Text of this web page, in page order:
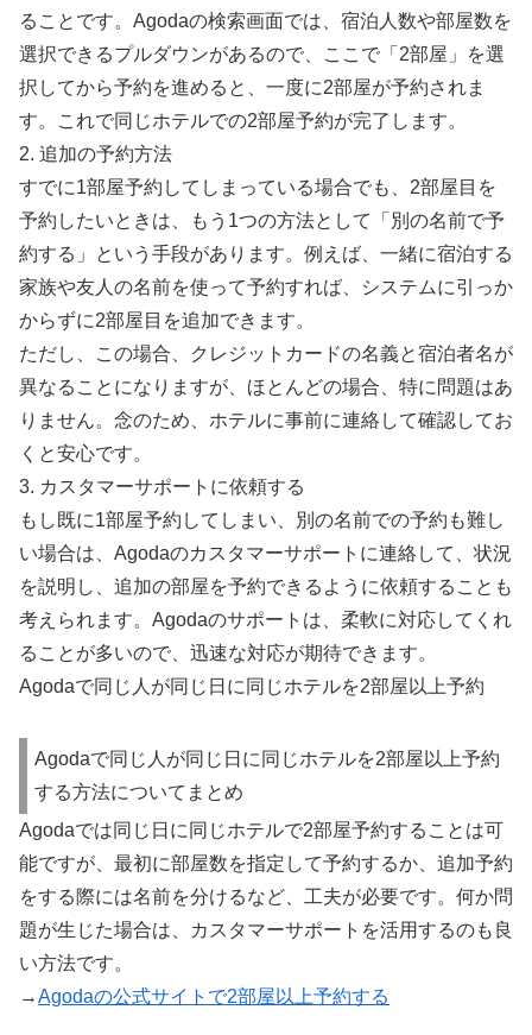
ることです。Agodaの検索画面では、宿泊人数や部屋数を
選択できるプルダウンがあるので、ここで「2部屋」を選
択してから予約を進めると、一度に2部屋が予約されま
す。これで同じホテルでの2部屋予約が完了します。
2. 追加の予約方法
すでに1部屋予約してしまっている場合でも、2部屋目を
予約したいときは、もう1つの方法として「別の名前で予
約する」という手段があります。例えば、一緒に宿泊する
家族や友人の名前を使って予約すれば、システムに引っか
からずに2部屋目を追加できます。
ただし、この場合、クレジットカードの名義と宿泊者名が
異なることになりますが、ほとんどの場合、特に問題はあ
りません。念のため、ホテルに事前に連絡して確認してお
くと安心です。
3. カスタマーサポートに依頼する
もし既に1部屋予約してしまい、別の名前での予約も難し
い場合は、Agodaのカスタマーサポートに連絡して、状況
を説明し、追加の部屋を予約できるように依頼することも
考えられます。Agodaのサポートは、柔軟に対応してくれ
ることが多いので、迅速な対応が期待できます。
Agodaで同じ人が同じ日に同じホテルを2部屋以上予約
Agodaで同じ人が同じ日に同じホテルを2部屋以上予約
する方法についてまとめ
Agodaでは同じ日に同じホテルで2部屋予約することは可
能ですが、最初に部屋数を指定して予約するか、追加予約
をする際には名前を分けるなど、工夫が必要です。何か問
題が生じた場合は、カスタマーサポートを活用するのも良
い方法です。
→Agodaの公式サイトで2部屋以上予約する